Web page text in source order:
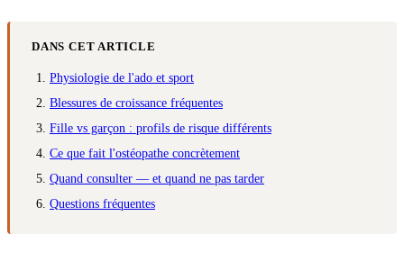
DANS CET ARTICLE
Physiologie de l'ado et sport
Blessures de croissance fréquentes
Fille vs garçon : profils de risque différents
Ce que fait l'ostéopathe concrètement
Quand consulter — et quand ne pas tarder
Questions fréquentes